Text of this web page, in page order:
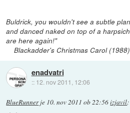
Buldrick, you wouldn't see a subtle
and danced naked on top of a
are here again!"
Blackadder's Christmas Carol (1988)
enadvatri
:: 12. nov 2011, 12:06
BlueRunnerje 10. nov 2011 ob 22:56izjavil: